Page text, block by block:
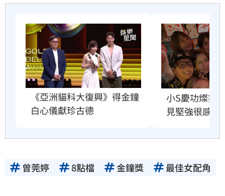
《亞洲貓科大復興》得金鐘
白心儀獻珍古德
小S慶功燦笑
見堅強很感動
曾莞婷 8點檔 金鐘獎 最佳女配角